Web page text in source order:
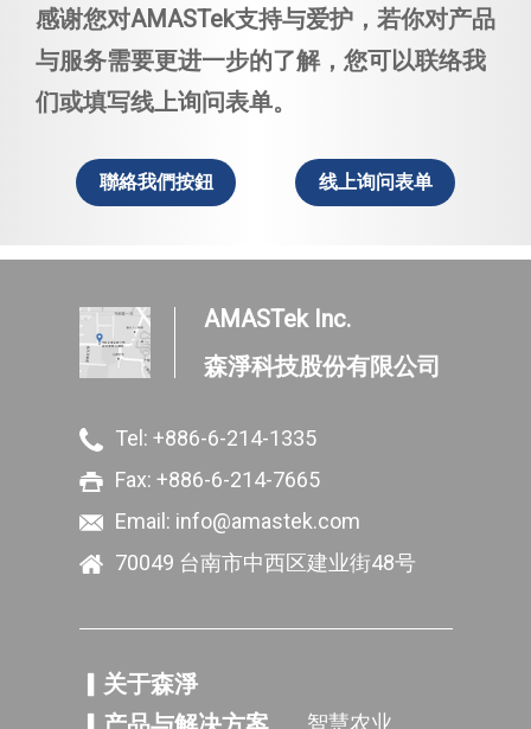
感谢您对AMASTek支持与爱护，若你对产品
与服务需要更进一步的了解，您可以联络我
们或填写线上询问表单。
聯絡我們按鈕 线上询问表单
AMASTek Inc.
森淨科技股份有限公司
Tel: +886-6-214-1335
Fax: +886-6-214-7665
Email: info@amastek.com
70049 台南市中西区建业街48号
关于森淨
智慧农业